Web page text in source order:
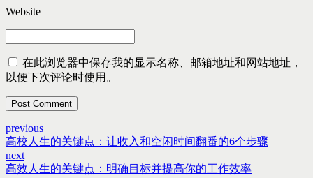
Website
在此浏览器中保存我的显示名称、邮箱地址和网站地址，
以便下次评论时使用。
Post Comment
previous
高校人生的关键点：让收入和空闲时间翻番的6个步骤
next
高效人生的关键点：明确目标并提高你的工作效率